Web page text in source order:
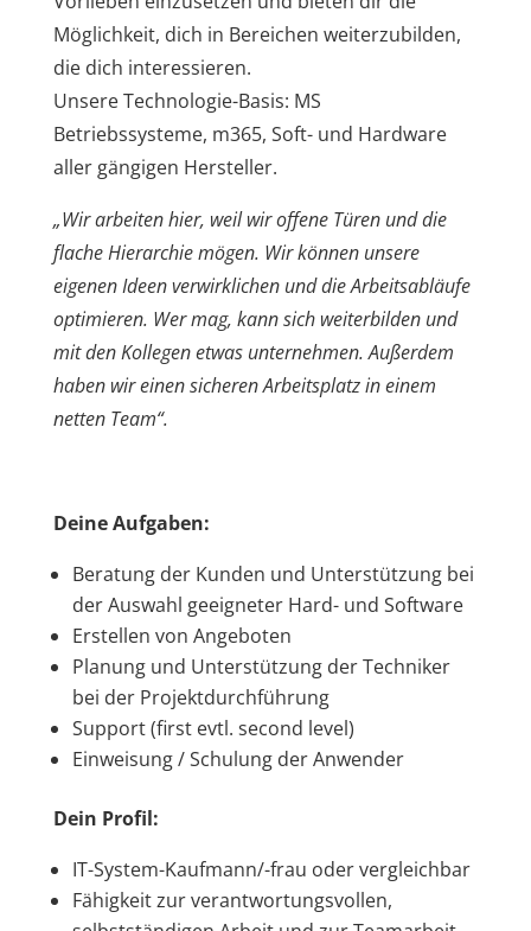
Möglichkeit, dich in Bereichen weiterzubilden,
die dich interessieren.
Unsere Technologie-Basis: MS
Betriebssysteme, m365, Soft- und Hardware
aller gängigen Hersteller.
„Wir arbeiten hier, weil wir offene Türen und die
flache Hierarchie mögen. Wir können unsere
eigenen Ideen verwirklichen und die Arbeitsabläufe
optimieren. Wer mag, kann sich weiterbilden und
mit den Kollegen etwas unternehmen. Außerdem
haben wir einen sicheren Arbeitsplatz in einem
netten Team“.
Deine Aufgaben:
Beratung der Kunden und Unterstützung bei
der Auswahl geeigneter Hard- und Software
Erstellen von Angeboten
Planung und Unterstützung der Techniker
bei der Projektdurchführung
Support (first evtl. second level)
Einweisung / Schulung der Anwender
Dein Profil:
IT-System-Kaufmann/-frau oder vergleichbar
Fähigkeit zur verantwortungsvollen,